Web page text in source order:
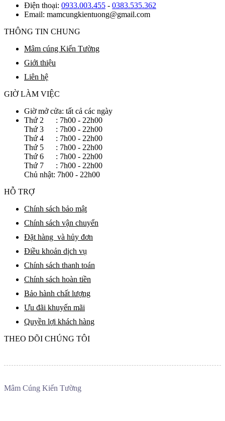
Điện thoại: 0933.003.455 - 0383.535.362
Email: mamcungkientuong@gmail.com
THÔNG TIN CHUNG
Mâm cúng Kiến Tường
Giới thiệu
Liên hệ
GIỜ LÀM VIỆC
Giờ mở cửa: tất cả các ngày
Thứ 2 : 7h00 - 22h00
Thứ 3 : 7h00 - 22h00
Thứ 4 : 7h00 - 22h00
Thứ 5 : 7h00 - 22h00
Thứ 6 : 7h00 - 22h00
Thứ 7 : 7h00 - 22h00
Chủ nhật: 7h00 - 22h00
HỖ TRỢ
Chính sách bảo mật
Chính sách vận chuyển
Đặt hàng và hủy đơn
Điều khoản dịch vụ
Chính sách thanh toán
Chính sách hoàn tiền
Bảo hành chất lượng
Ưu đãi khuyến mãi
Quyền lợi khách hàng
THEO DÕI CHÚNG TÔI
Mâm Cúng Kiến Tường